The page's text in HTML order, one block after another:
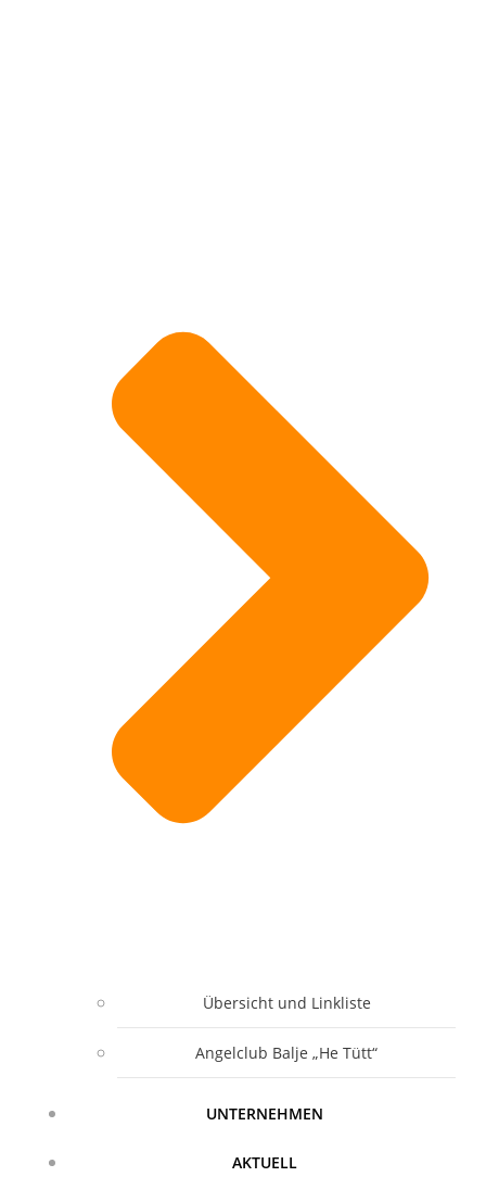
Übersicht und Linkliste
Angelclub Balje „He Tütt“
UNTERNEHMEN
AKTUELL